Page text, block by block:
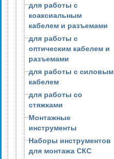
для работы с
коаксиальным
кабелем и разъемами
для работы с
оптическим кабелем и
разъемами
для работы с силовым
кабелем
для работы со
стяжками
Монтажные
инструменты
Наборы инструментов
для монтажа СКС